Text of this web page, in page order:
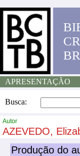
APRESENTAÇÃO
Busca:
Autor
AZEVEDO,
Produção do